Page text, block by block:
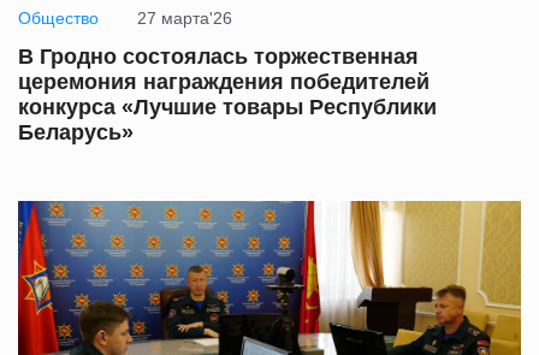
Общество 27 марта'26
В Гродно состоялась торжественная
церемония награждения победителей
конкурса «Лучшие товары Республики
Беларусь»